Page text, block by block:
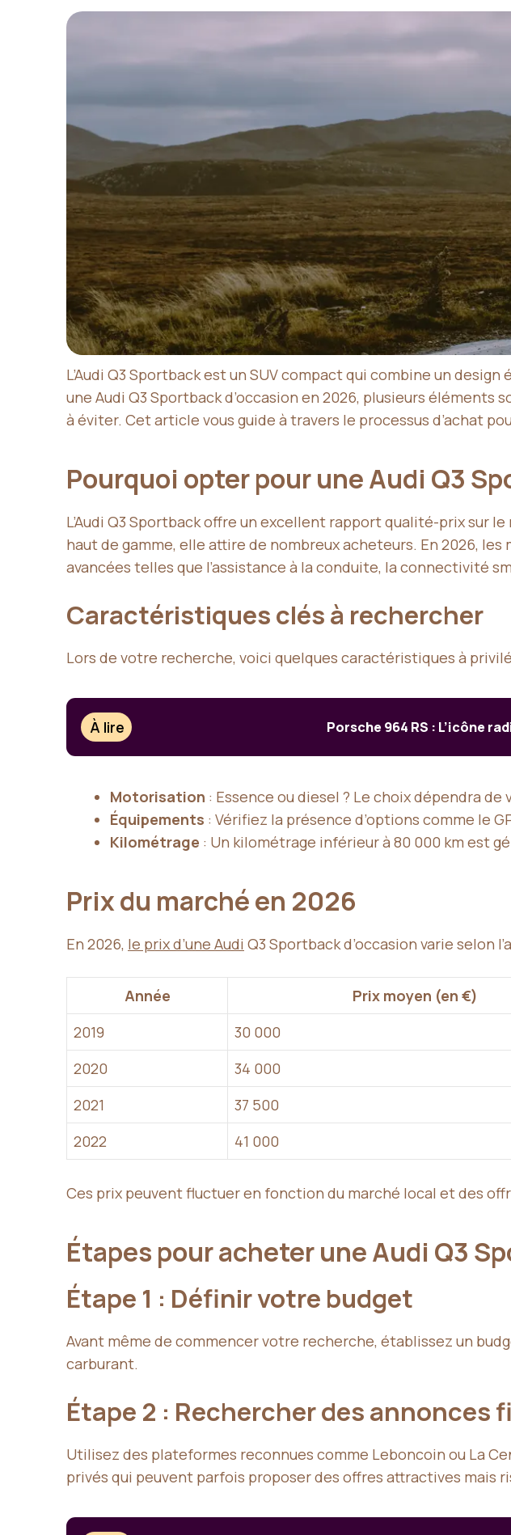
L’Audi Q3 Sportback est un SUV compact qui combine un
une Audi Q3 Sportback d’occasion en 2026, plusieurs
à éviter. Cet article vous guide à travers le processus d’achat
Pourquoi opter pour une Audi Q3
L’Audi Q3 Sportback offre un excellent rapport qualité-prix sur
haut de gamme, elle attire de nombreux acheteurs. En 2026,
avancées telles que l’assistance à la conduite, la connectivité
Caractéristiques clés à rechercher
Lors de votre recherche, voici quelques caractéristiques à
À lire Porsche 964 RS : L’icône
Motorisation : Essence ou diesel ? Le choix dépendra
Équipements : Vérifiez la présence d’options comme le
Kilométrage : Un kilométrage inférieur à 80 000 km est
Prix du marché en 2026
En 2026, le prix d’une Audi Q3 Sportback d’occasion varie selon
Année Prix moyen (en €)
2019
30 000
2020
34 000
2021
37 500
2022
41 000
Ces prix peuvent fluctuer en fonction du marché local et des
Étapes pour acheter une Audi Q3
Étape 1 : Définir votre budget
Avant même de commencer votre recherche, établissez un
carburant.
Étape 2 : Rechercher des annonces
Utilisez des plateformes reconnues comme Leboncoin ou La
privés qui peuvent parfois proposer des offres attractives mais